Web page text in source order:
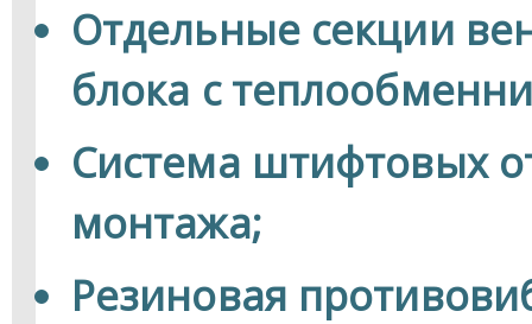
Отдельные секции
блока с
Система штифтовых
монтажа;
Резиновая